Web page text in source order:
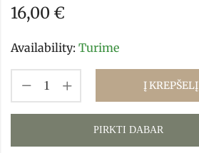
16,00 €
Availability: Turime
Į KREPŠELĮ
PIRKTI DABAR